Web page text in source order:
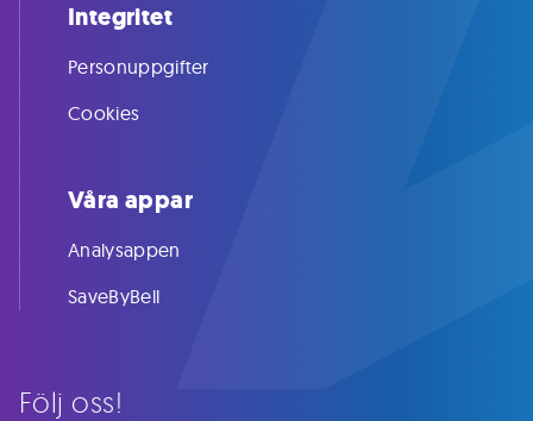
Följ oss!
Integritet
Personuppgifter
Cookies
Våra appar
Analysappen
SaveByBell